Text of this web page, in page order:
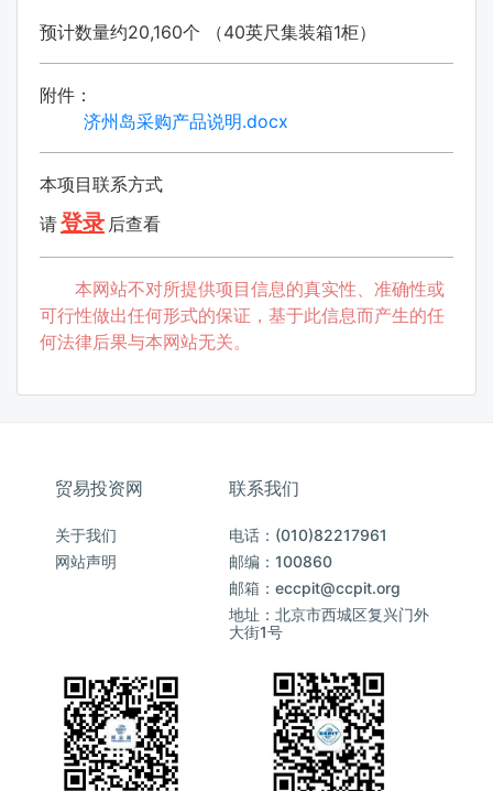
预计数量约20,160个 （40英尺集装箱1柜）
附件：
济州岛采购产品说明.docx
本项目联系方式
请登录 后查看
本网站不对所提供项目信息的真实性、准确性或
可行性做出任何形式的保证，基于此信息而产生的任
何法律后果与本网站无关。
贸易投资网
关于我们
网站声明
联系我们
电话：(010)82217961
邮编：100860
邮箱：eccpit@ccpit.org
地址：北京市西城区复兴门外
大街1号